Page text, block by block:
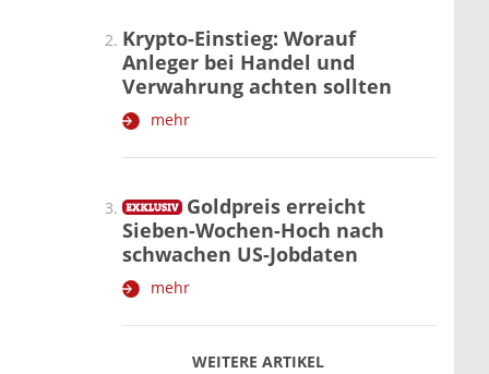
WEITERE ARTIKEL
zurückweiter
Krypto-Einstieg: Worauf
Anleger bei Handel und
Verwahrung achten sollten
mehr
Goldpreis erreicht
Sieben-Wochen-Hoch nach
schwachen US-Jobdaten
mehr